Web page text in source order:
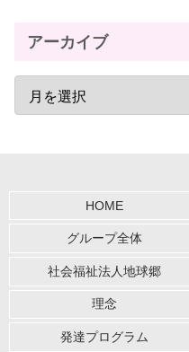
アーカイブ
HOME
グループ全体
社会福祉法人地球郷
理念
発達プログラム